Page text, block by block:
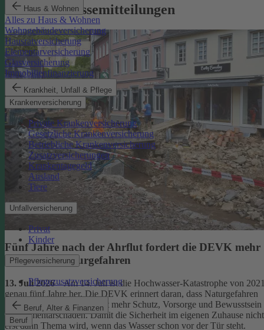
Haus & Wohnen
Alles zu Haus & Wohnen
Wohngebäudeversicherung
Hausratversicherung
Elementarversicherung
Glasversicherung
Immobilienfinanzierung
Krankheit, Unfall & Pflege
Krankenversicherung
Private Krankenversicherung
Gesetzliche Krankenversicherung
Betriebliche Krankenversicherung
Zusatzversicherungen
Krankentagegeld
Ausland
Tiere
Unfallversicherung
Privat
Kinder
Pflegeversicherung
Pflegezusatzversicherung
Beruf, Alter & Finanzen
Beruf
Aktuelle Pressemitteilungen
Fünf Jahre nach der Ahrflut fordert die DEVK mehr
Schutz vor Naturgefahren
13. Juli 2026– Am 14. Juli ist die Hochwasser-Katastrophe von
genau fünf Jahre her. Die DEVK erinnert daran, dass Naturgefahren
überall drohen – und fordert mehr Schutz, Vorsorge und Bewusstsein
für Elementarschäden. Damit die Sicherheit im eigenen Zuhause nicht
erst dann Thema wird, wenn das Wasser schon vor der Tür steht.